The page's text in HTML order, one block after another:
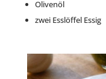
Olivenöl
zwei Esslöffel Essig